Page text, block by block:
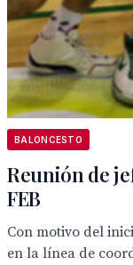
BALONCESTO
Reunión de
FEB
Con motivo del
en la línea de